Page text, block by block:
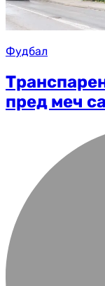
Фудбал
пред меч